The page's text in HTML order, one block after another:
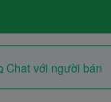
Chat với người bán